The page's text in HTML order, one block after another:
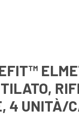
4 UNITÀ/